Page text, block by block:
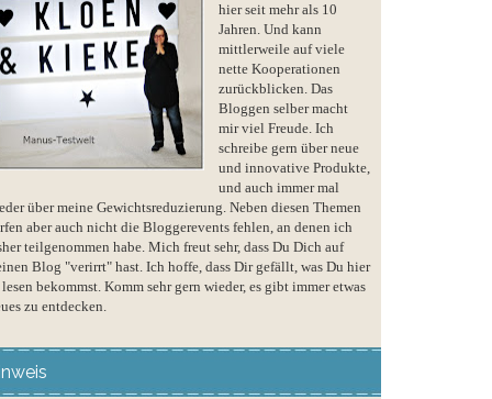
hier seit mehr als 10
Jahren. Und kann
mittlerweile auf viele
nette Kooperationen
zurückblicken. Das
Bloggen selber macht
mir viel Freude. Ich
schreibe gern über neue
und innovative Produkte,
und auch immer mal
über meine Gewichtsreduzierung. Neben diesen Themen
aber auch nicht die Bloggerevents fehlen, an denen ich
teilgenommen habe. Mich freut sehr, dass Du Dich auf
Blog "verirrt" hast. Ich hoffe, dass Dir gefällt, was Du hier
bekommst. Komm sehr gern wieder, es gibt immer etwas
zu entdecken.